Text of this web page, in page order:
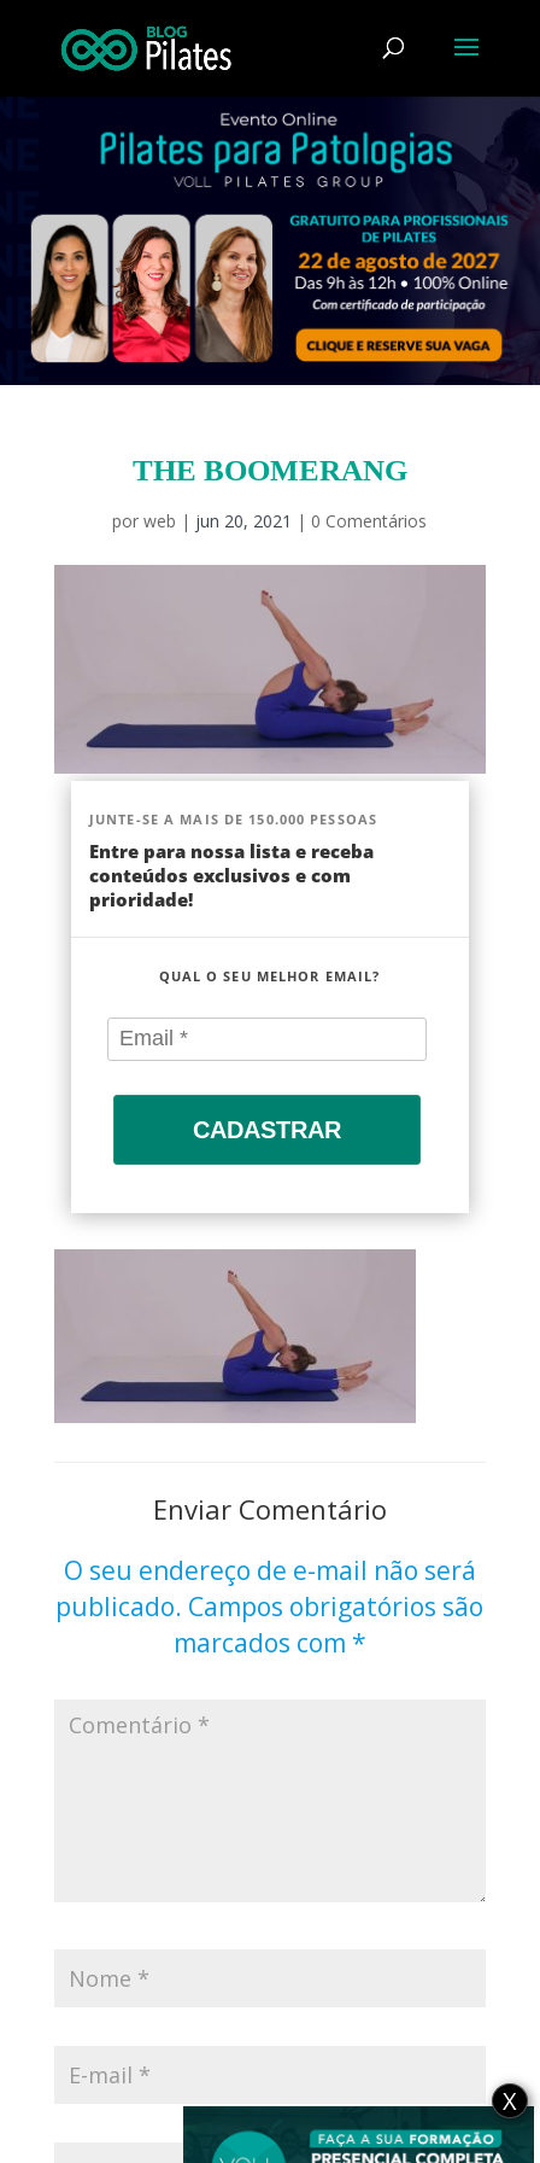
THE BOOMERANG
porweb | jun 20, 2021 | 0 Comentários
JUNTE-SE A MAIS DE 150.000 PESSOAS
Entre para nossa lista e receba
conteúdos exclusivos e com
prioridade!
QUAL O SEU MELHOR EMAIL?
CADASTRAR
Enviar Comentário
O seu endereço de e-mail não será
publicado. Campos obrigatórios são
marcados com *
X